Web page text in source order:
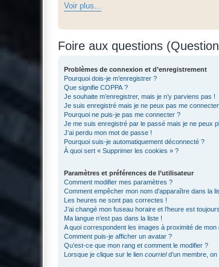
Voir plus...
Foire aux questions
Problèmes de connexion et d’enregistrement
Pourquoi dois-je m’enregistrer ?
Que signifie COPPA ?
Je souhaite m’enregistrer, mais je n’y parviens pas !
Je suis enregistré mais je ne peux pas me
Pourquoi ne puis-je pas me connecter ?
Je me suis enregistré par le passé mais je ne peux
J’ai perdu mon mot de passe !
Pourquoi suis-je automatiquement déconnecté ?
À quoi sert « Supprimer les cookies » ?
Paramètres et préférences de l’utilisateur
Comment modifier mes paramètres ?
Comment empêcher mon nom d’apparaître dans la
Les heures ne sont pas correctes !
J’ai changé mon fuseau horaire et l’heure est
Ma langue n’est pas dans la liste !
A quoi correspondent les images à proximité de mon
Comment puis-je afficher un avatar ?
Qu’est-ce que mon rang et comment le modifier ?
Lorsque je clique sur le lien courrield’un membre,